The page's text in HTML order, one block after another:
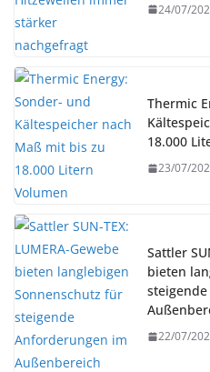
24/07/
Thermic
18.000
23/07/
Sattler
bieten
22/07/